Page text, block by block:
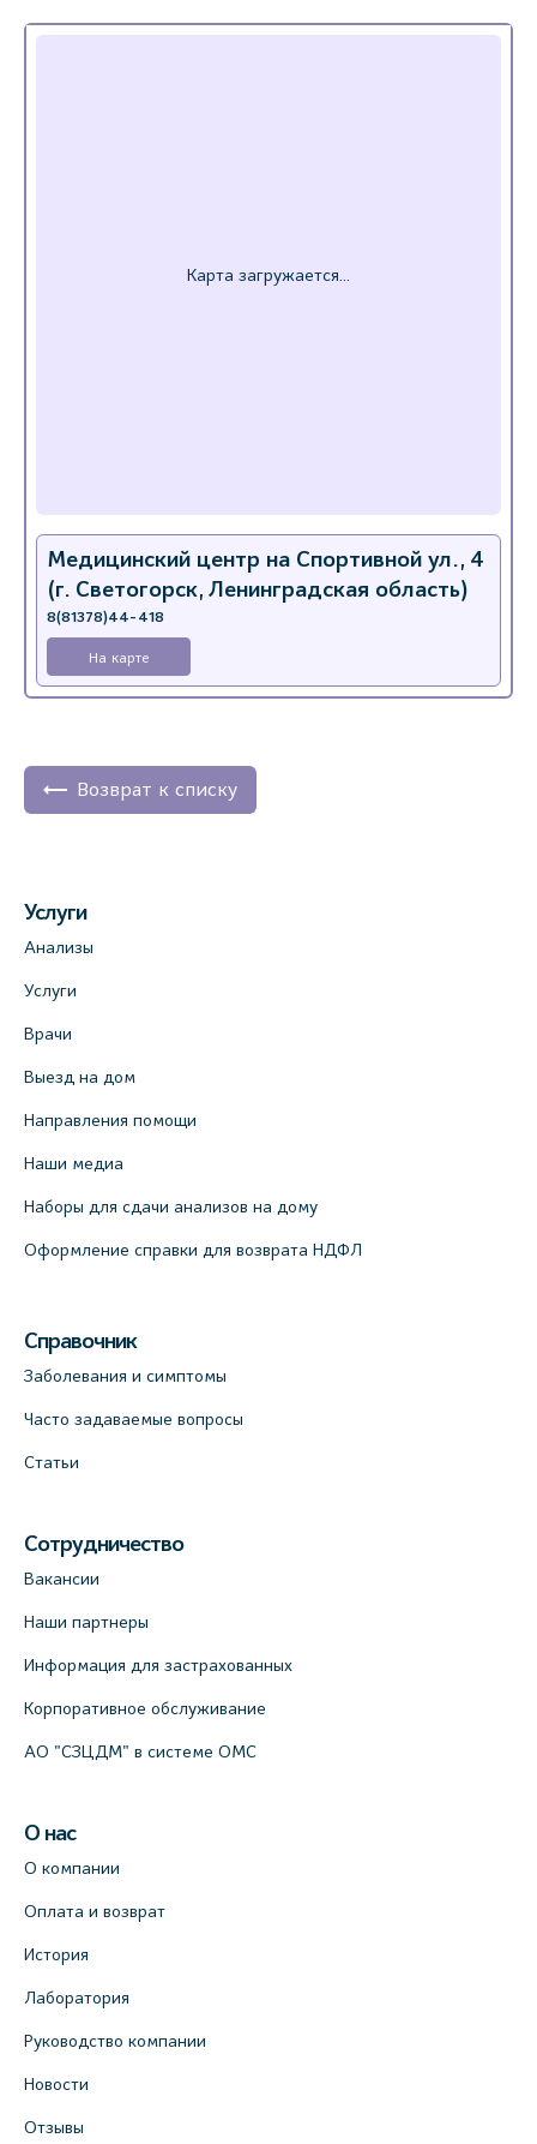
Медицинский центр на Спортивной ул., 4
(г. Светогорск, Ленинградская область)
8(81378)44-418
На карте
Возврат к списку
Услуги
Анализы
Услуги
Врачи
Выезд на дом
Направления помощи
Наши медиа
Наборы для сдачи анализов на дому
Оформление справки для возврата НДФЛ
Справочник
Заболевания и симптомы
Часто задаваемые вопросы
Статьи
Сотрудничество
Вакансии
Наши партнеры
Информация для застрахованных
Корпоративное обслуживание
АО "СЗЦДМ" в системе ОМС
О нас
О компании
Оплата и возврат
История
Лаборатория
Руководство компании
Новости
Отзывы